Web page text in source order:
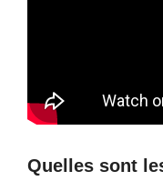
Quelles sont